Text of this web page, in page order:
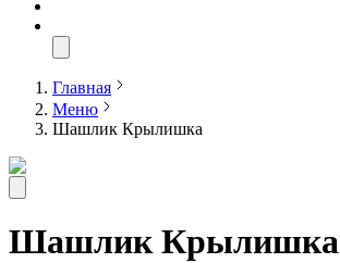
Главная
Меню
Шашлик Крылишка
Шашлик Крылишка